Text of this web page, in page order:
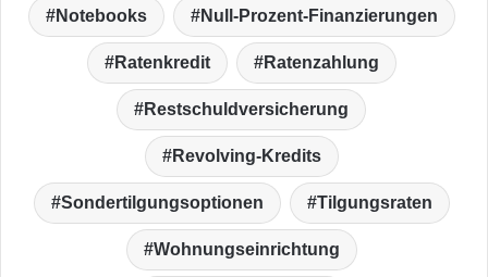
Notebooks Null-Prozent-Finanzierungen
Ratenkredit Ratenzahlung
Restschuldversicherung
Revolving-Kredits
Sondertilgungsoptionen Tilgungsraten
Wohnungseinrichtung